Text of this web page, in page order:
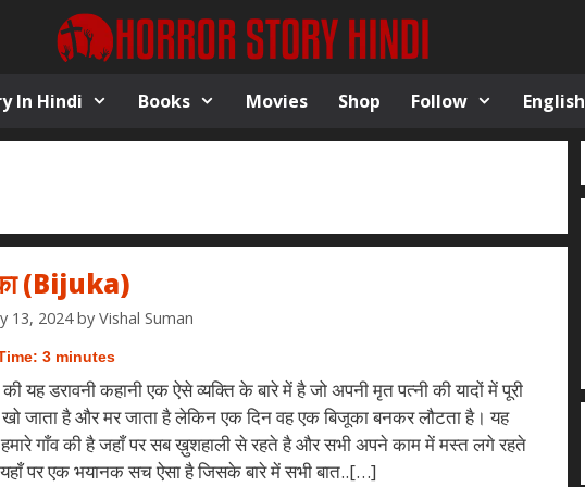
In Hindi Books Movies Shop Follow English
(Bijuka)
13, 2024 by Vishal Suman
3 minutes
यह डरावनी कहानी एक ऐसे व्यक्ति के बारे में है जो अपनी मृत पत्नी की यादों में पूरी
जाता है और मर जाता है लेकिन एक दिन वह एक बिजूका बनकर लौटता है। यह
गाँव की है जहाँ पर सब ख़ुशहाली से रहते है और सभी अपने काम में मस्त लगे रहते
पर एक भयानक सच ऐसा है जिसके बारे में सभी बात..[…]